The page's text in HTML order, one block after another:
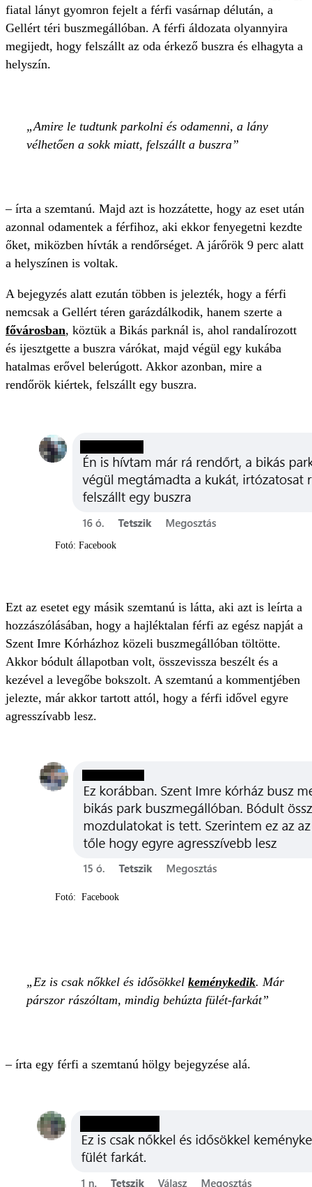
fiatal lányt gyomron fejelt a férfi vasárnap délután, a
Gellért téri buszmegállóban. A férfi áldozata olyannyira
megijedt, hogy felszállt az oda érkező buszra és elhagyta a
helyszín.
Amire le tudtunk parkolni és odamenni, a lány
vélhetően a sokk miatt, felszállt a buszra
– írta a szemtanú. Majd azt is hozzátette, hogy az eset után
azonnal odamentek a férfihoz, aki ekkor fenyegetni kezdte
őket, miközben hívták a rendőrséget. A járőrök 9 perc alatt
a helyszínen is voltak.
A bejegyzés alatt ezután többen is jelezték, hogy a férfi
nemcsak a Gellért téren garázdálkodik, hanem szerte a
fővárosban, köztük a Bikás parknál is, ahol randalírozott
és ijesztgette a buszra várókat, majd végül egy kukába
hatalmas erővel belerúgott. Akkor azonban, mire a
rendőrök kiértek, felszállt egy buszra.
Fotó: Facebook
Ezt az esetet egy másik szemtanú is látta, aki azt is leírta a
hozzászólásában, hogy a hajléktalan férfi az egész napját a
Szent Imre Kórházhoz közeli buszmegállóban töltötte.
Akkor bódult állapotban volt, összevissza beszélt és a
kezével a levegőbe bokszolt. A szemtanú a kommentjében
jelezte, már akkor tartott attól, hogy a férfi idővel egyre
agresszívabb lesz.
Fotó: Facebook
Ez is csak nőkkel és idősökkel keménykedik. Már
párszor rászóltam, mindig behúzta fülét-farkát
– írta egy férfi a szemtanú hölgy bejegyzése alá.